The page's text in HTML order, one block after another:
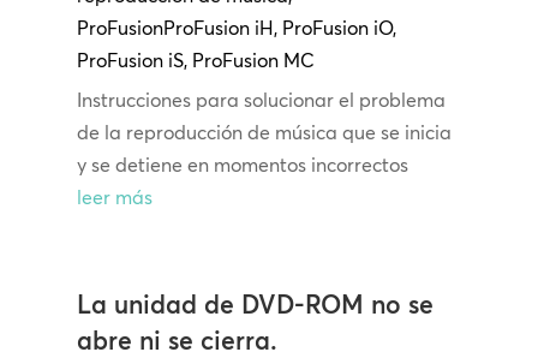
ProFusionProFusion iH, ProFusion iO,
ProFusion iS, ProFusion MC
Instrucciones para solucionar el problema
de la reproducción de música que se inicia
y se detiene en momentos incorrectos
leer más
La unidad de DVD-ROM no se
abre ni se cierra.